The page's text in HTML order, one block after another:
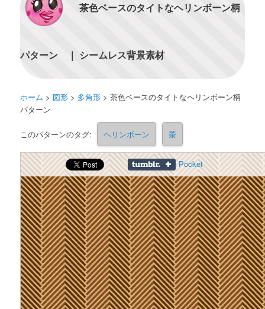
茶色ベースのタイトなヘリンボーン柄
パターン ｜ シームレス背景素材
ホーム > 図形 > 多角形 >茶色ベースのタイトなヘリンボーン柄
パターン
このパターンのタグ: ヘリンボーン 茶
Pocket